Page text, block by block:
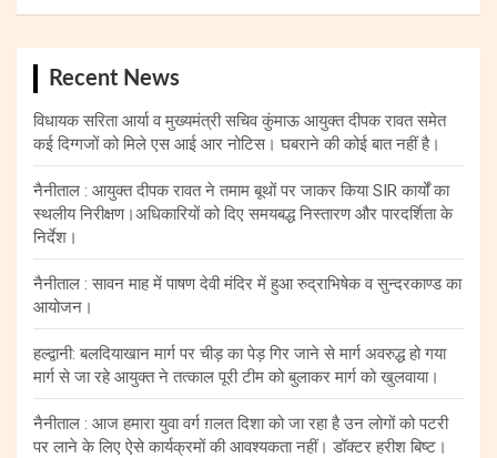
Recent News
विधायक सरिता आर्या व मुख्यमंत्री सचिव कुंमाऊ आयुक्त दीपक रावत समेत
कई दिग्गजों को मिले एस आई आर नोटिस। घबराने की कोई बात नहीं है।
नैनीताल : आयुक्त दीपक रावत ने तमाम बूथों पर जाकर किया SIR कार्यों का
स्थलीय निरीक्षण।अधिकारियों को दिए समयबद्ध निस्तारण और पारदर्शिता के
निर्देश।
नैनीताल : सावन माह में पाषण देवी मंदिर में हुआ रुद्राभिषेक व सुन्दरकाण्ड का
आयोजन।
हल्द्वानी: बलदियाखान मार्ग पर चीड़ का पेड़ गिर जाने से मार्ग अवरुद्ध हो गया
मार्ग से जा रहे आयुक्त ने तत्काल पूरी टीम को बुलाकर मार्ग को खुलवाया।
नैनीताल : आज हमारा युवा वर्ग ग़लत दिशा को जा रहा है उन लोगों को पटरी
पर लाने के लिए ऐसे कार्यक्रमों की आवश्यकता नहीं। डॉक्टर हरीश बिष्ट।